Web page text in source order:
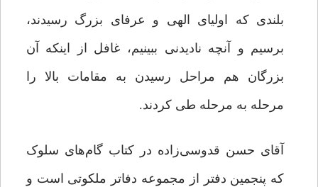
بلندی که اولیای الهی و عرفای بزرگ رسیدند،
برسیم و آنچه نادیدنی ببینیم، غافل از اینکه آن
بزرگان هم مراحل رسیدن به مقامات بالا را
مرحله ‌به‌ مرحله طی کردند.
آقای حسن قدوسی‌زاده در کتاب گام‌های سلوک
که پنجمین دفتر از مجموعه دفاتر ملکوتی است و